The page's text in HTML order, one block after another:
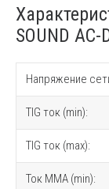
SOUND
Напряжение
TIG ток (min):
TIG ток (max):
Ток MMA (min):